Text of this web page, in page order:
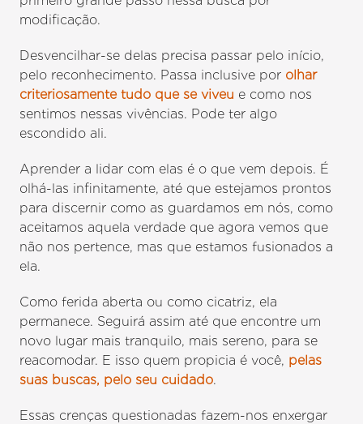
modificação.
Desvencilhar-se delas precisa passar pelo início,
pelo reconhecimento. Passa inclusive por olhar
criteriosamente tudo que se viveu e como nos
sentimos nessas vivências. Pode ter algo
escondido ali.
Aprender a lidar com elas é o que vem depois. É
olhá-las infinitamente, até que estejamos prontos
para discernir como as guardamos em nós, como
aceitamos aquela verdade que agora vemos que
não nos pertence, mas que estamos fusionados a
ela.
Como ferida aberta ou como cicatriz, ela
permanece. Seguirá assim até que encontre um
novo lugar mais tranquilo, mais sereno, para se
reacomodar. E isso quem propicia é você, pelas
suas buscas, pelo seu cuidado.
Essas crenças questionadas fazem-nos enxergar